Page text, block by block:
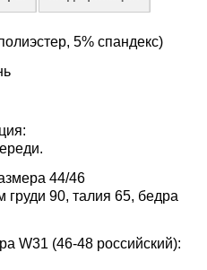
5% спандекс)
44/46
90, талия 65, бедра
W31 (46-48 российский):